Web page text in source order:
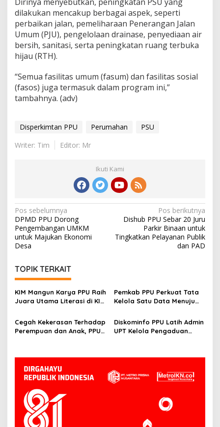
dilakukan mencakup berbagai aspek, seperti
perbaikan jalan, pemeliharaan Penerangan Jalan
Umum (PJU), pengelolaan drainase, penyediaan air
bersih, sanitasi, serta peningkatan ruang terbuka
hijau (RTH).
“Semua fasilitas umum (fasum) dan fasilitas sosial
(fasos) juga termasuk dalam program ini,”
tambahnya. (adv)
Disperkimtan PPU Perumahan
PSU
Writer: Tim
Editor: Mr
Ikuti Kami
Navigasi
pos
Pos sebelumnya
DPMD PPU Dorong
Pengembangan UMKM
untuk Majukan Ekonomi
Desa
Pos berikutnya
Dishub PPU Sebar 20 Juru
Parkir Binaan untuk
Tingkatkan Pelayanan Publik
dan PAD
TOPIK TERKAIT
KIM Mangun Karya PPU Raih
Juara Utama Literasi di KIM
Paser ke Panggung
Nasional
Pemkab PPU Perkuat Tata
Kelola Satu Data Menuju
Terpadu
Cegah Kekerasan Terhadap
Perempuan dan Anak, PPU
Diskominfo PPU Latih Admin
UPT Kelola Pengaduan